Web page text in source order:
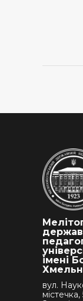
імені
вул.
містечка,